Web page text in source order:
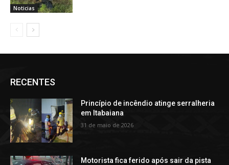
Noticias
RECENTES
Princípio de incêndio atinge serralheria
em Itabaiana
31 de maio de 2026
Motorista fica ferido após sair da pista